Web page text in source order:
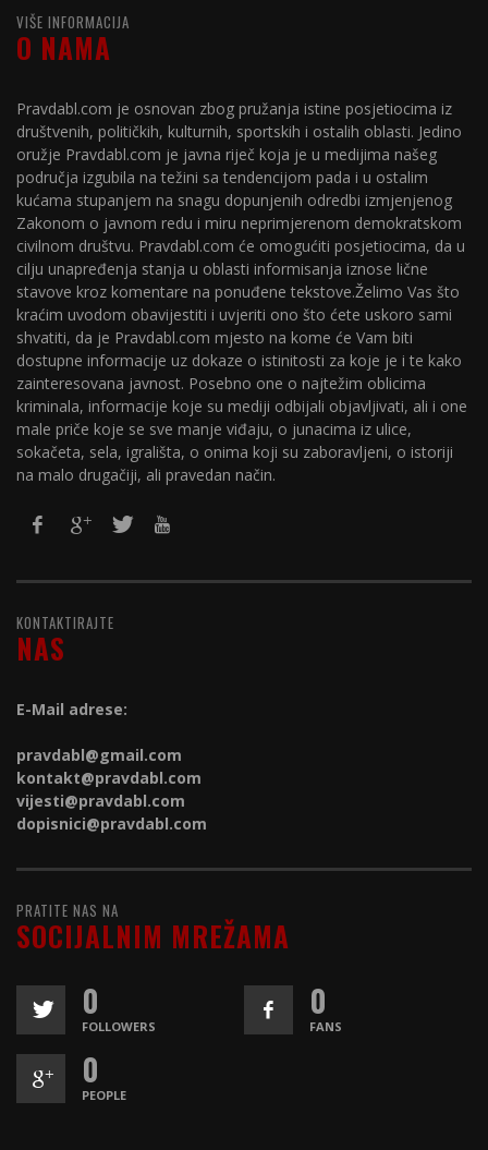
VIŠE INFORMACIJA
O NAMA
Pravdabl.com je osnovan zbog pružanja istine posjetiocima iz
društvenih, političkih, kulturnih, sportskih i ostalih oblasti. Jedino
oružje Pravdabl.com je javna riječ koja je u medijima našeg
područja izgubila na težini sa tendencijom pada i u ostalim
kućama stupanjem na snagu dopunjenih odredbi izmjenjenog
Zakonom o javnom redu i miru neprimjerenom demokratskom
civilnom društvu. Pravdabl.com će omogućiti posjetiocima, da u
cilju unapređenja stanja u oblasti informisanja iznose lične
stavove kroz komentare na ponuđene tekstove.Želimo Vas što
kraćim uvodom obavijestiti i uvjeriti ono što ćete uskoro sami
shvatiti, da je Pravdabl.com mjesto na kome će Vam biti
dostupne informacije uz dokaze o istinitosti za koje je i te kako
zainteresovana javnost. Posebno one o najtežim oblicima
kriminala, informacije koje su mediji odbijali objavljivati, ali i one
male priče koje se sve manje viđaju, o junacima iz ulice,
sokačeta, sela, igrališta, o onima koji su zaboravljeni, o istoriji
na malo drugačiji, ali pravedan način.
KONTAKTIRAJTE
NAS
E-Mail adrese:
pravdabl@gmail.com
kontakt@pravdabl.com
vijesti@pravdabl.com
dopisnici@pravdabl.com
PRATITE NAS NA
SOCIJALNIM MREŽAMA
0
FOLLOWERS
0
FANS
0
PEOPLE